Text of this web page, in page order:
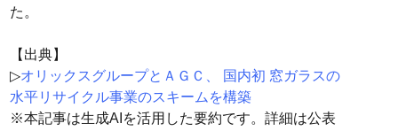
た。
【出典】
▷オリックスグループとＡＧＣ、 国内初 窓ガラスの
水平リサイクル事業のスキームを構築
※本記事は生成AIを活用した要約です。詳細は公表